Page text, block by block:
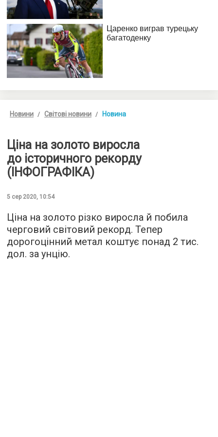
Новини Світові новини Новина
Ціна на золото виросла
до історичного рекорду
(ІНФОГРАФІКА)
5 сер 2020, 10:54
Ціна на золото різко виросла й побила
черговий світовий рекорд. Тепер
дорогоцінний метал коштує понад 2 тис.
дол. за унцію.